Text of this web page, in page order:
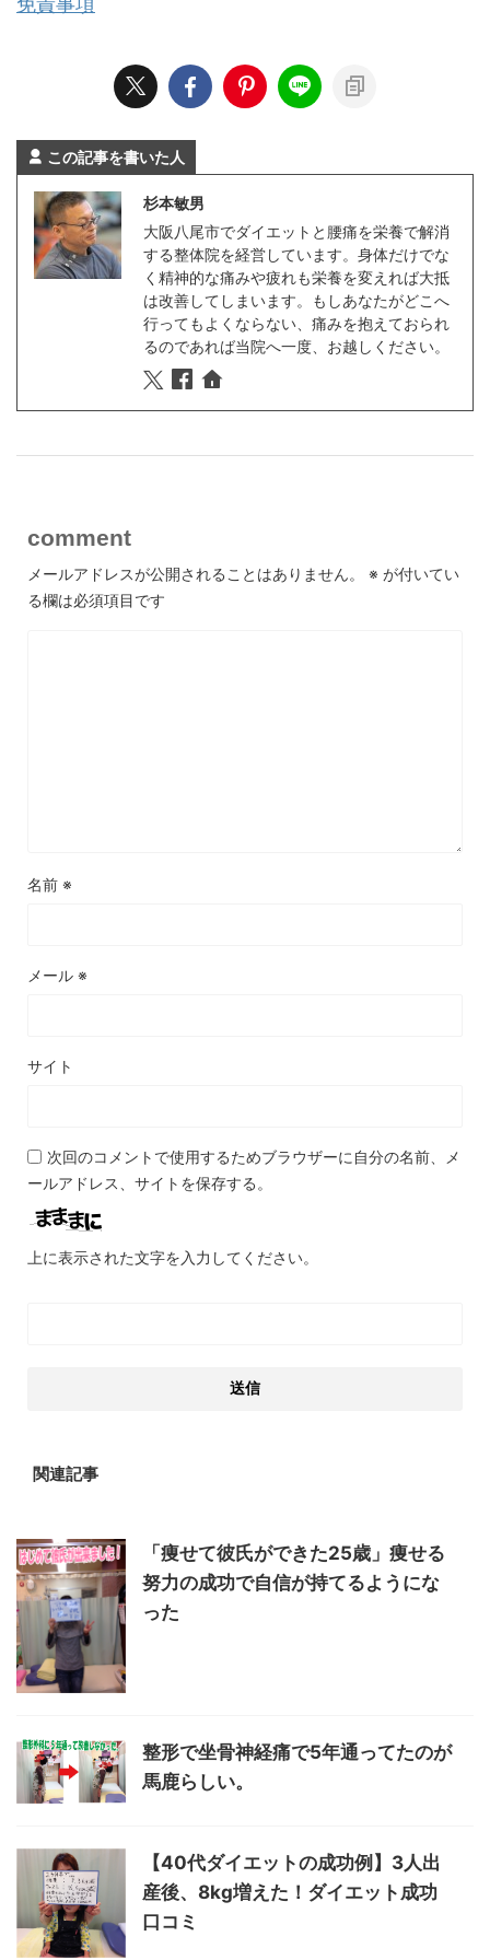
この記事を書いた人
杉本敏男
大阪八尾市でダイエットと腰痛を栄養で解消
する整体院を経営しています。身体だけでな
く精神的な痛みや疲れも栄養を変えれば大抵
は改善してしまいます。もしあなたがどこへ
行ってもよくならない、痛みを抱えておられ
るのであれば当院へ一度、お越しください。
comment
メールアドレスが公開されることはありません。 ※ が付いてい
る欄は必須項目です
名前 ※
メール ※
サイト
次回のコメントで使用するためブラウザーに自分の名前、メ
ールアドレス、サイトを保存する。
上に表示された文字を入力してください。
関連記事
「痩せて彼氏ができた25歳」痩せる
努力の成功で自信が持てるようにな
った
整形で坐骨神経痛で5年通ってたのが
馬鹿らしい。
【40代ダイエットの成功例】3人出
産後、8kg増えた！ダイエット成功
口コミ